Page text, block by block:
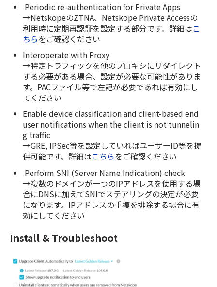
Periodic re-authentication for Private Apps
→NetskopeのZTNA、Netskope Private Accessの
利用時に定期再認証を設定する部分です。詳細はこ
ちらをご確認ください
Interoperate with Proxy
→特定トラフィックを他のプロキシにリダイレクト
する必要がある場合、設定が必要な可能性がありま
す。PACファイル等で左記が必要であれば有効にし
てください
Enable device classification and client-based end
user notifications when the client is not tunnelin
g traffic
→GRE, IPSec等を設定していればユーザーID等を提
供可能です。詳細はこちらをご確認ください
Perform SNI (Server Name Indication) check
→複数のドメインが一つのIPアドレスを使用する場
合にDNSに加えてSNIでステアリングの決定が必要
になります。IPアドレスの重複を排除する場合に有
効にしてください
Install & Troubleshoot